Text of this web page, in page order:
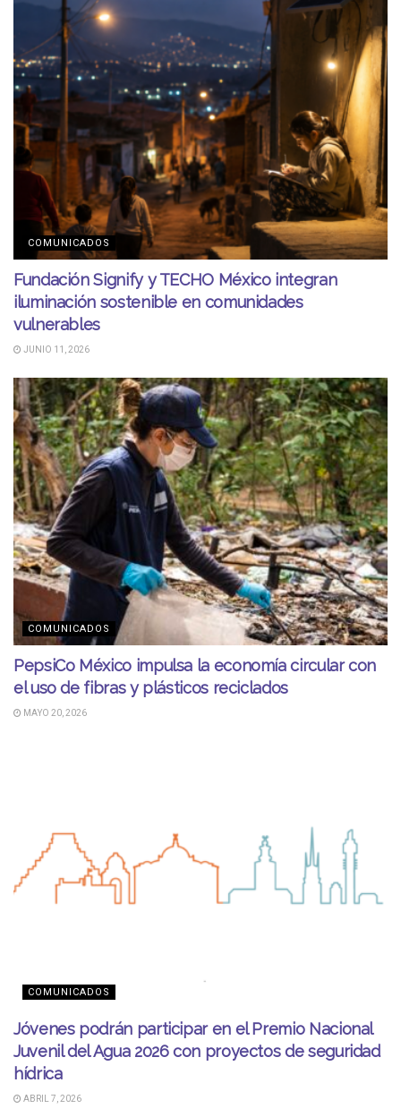
COMUNICADOS
Fundación Signify y TECHO México integran
iluminación sostenible en comunidades
vulnerables
JUNIO 11, 2026
COMUNICADOS
PepsiCo México impulsa la economía circular con
el uso de fibras y plásticos reciclados
MAYO 20, 2026
COMUNICADOS
Jóvenes podrán participar en el Premio Nacional
Juvenil del Agua 2026 con proyectos de seguridad
hídrica
ABRIL 7, 2026